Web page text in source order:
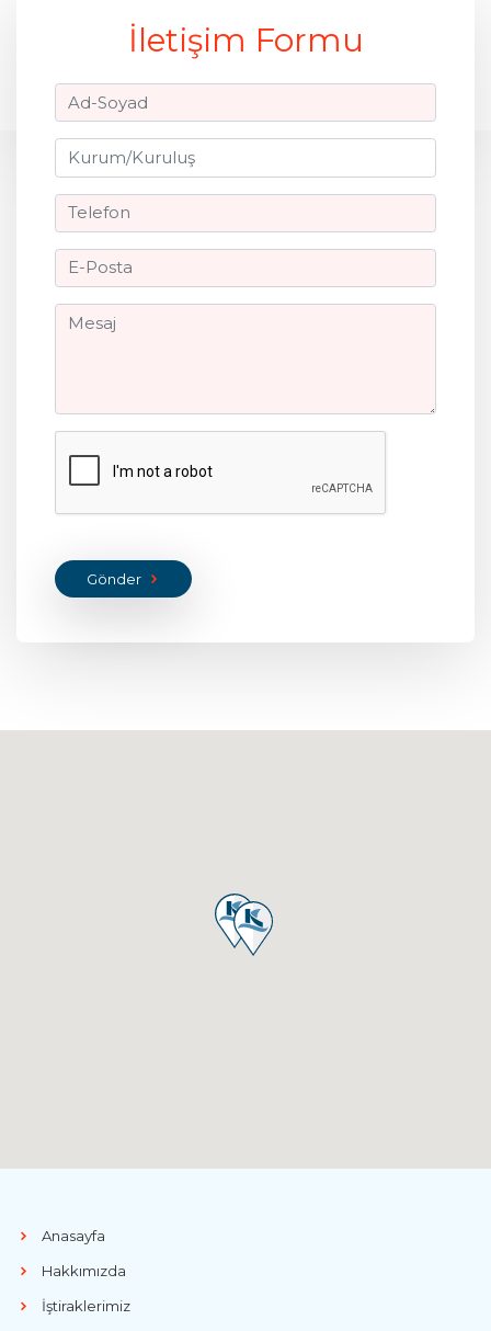
İletişim Formu
Gönder
Anasayfa
Hakkımızda
İştiraklerimiz